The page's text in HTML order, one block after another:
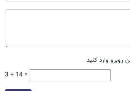
وارد کنید
3 + 14 =